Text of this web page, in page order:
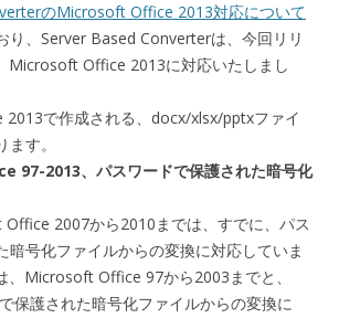
のMicrosoft Office 2013対応について
り、Server Based Converterは、今回リリ
Microsoft Office 2013に対応いたしまし
で作成される、docx/xlsx/pptxファイ
す。
97-2013、パスワードで保護された暗号化
2007から2010までは、すでに、パス
暗号化ファイルからの変換に対応していま
、Microsoft Office 97から2003までと、
保護された暗号化ファイルからの変換に